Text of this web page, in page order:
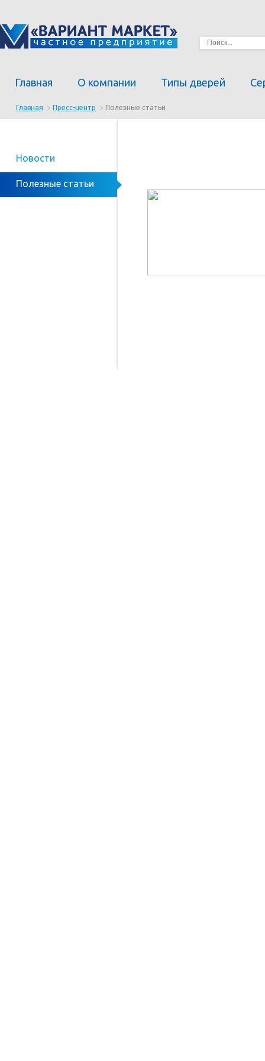
Главная О компании Типы дверей
Главная Пресс-центр Полезные статьи
Новости
Полезные статьи